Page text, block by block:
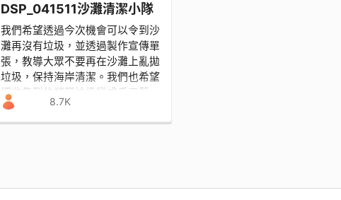
DSP_041511沙灘清潔小隊
我們希望透過今次機會可以令到沙
灘再沒有垃圾，並透過製作宣傳單
張，教導大眾不要再在沙灘上亂拋
垃圾，保持海岸清潔。我們也希望
把收集到的塑膠垃圾變成手工藝
品。
8.7K